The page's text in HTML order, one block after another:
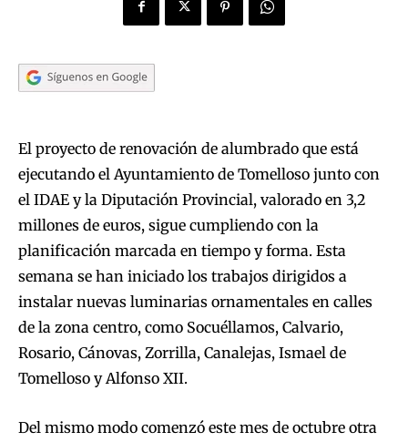
El proyecto de renovación de alumbrado que está
ejecutando el Ayuntamiento de Tomelloso junto con
el IDAE y la Diputación Provincial, valorado en 3,2
millones de euros, sigue cumpliendo con la
planificación marcada en tiempo y forma. Esta
semana se han iniciado los trabajos dirigidos a
instalar nuevas luminarias ornamentales en calles
de la zona centro, como Socuéllamos, Calvario,
Rosario, Cánovas, Zorrilla, Canalejas, Ismael de
Tomelloso y Alfonso XII.
Del mismo modo comenzó este mes de octubre otra